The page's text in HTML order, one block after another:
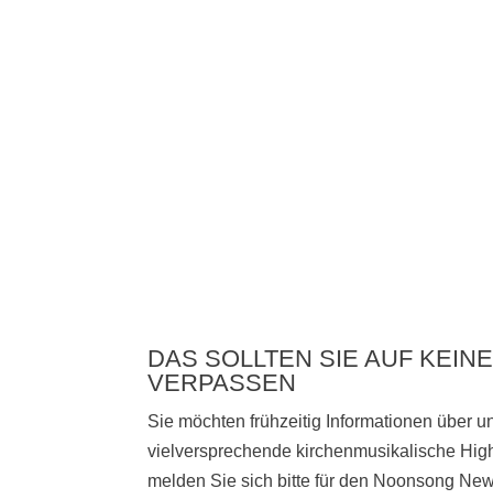
DAS SOLLTEN SIE AUF
VERPASSEN
Sie möchten frühzeitig Informationen über
vielversprechende kirchenmusikalische
melden Sie sich bittefür den Noonsong